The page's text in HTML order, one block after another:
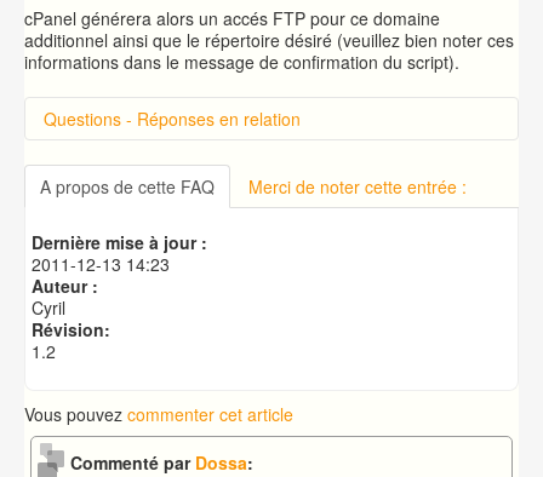
cPanel générera alors un accés FTP pour ce domaine
additionnel ainsi que le répertoire désiré (veuillez bien noter ces
informations dans le message de confirmation du script).
Questions - Réponses en relation
Introduction sur cPanel
Qu'est-ce qu'un transfert ?
Qu'est-ce qu'un AuthCode ou EPP (code
Pourquoi avez-vous besoin d'enregistrer un nom de
domaine ?
Quelle est la différence entre un domaine compagnon,
A propos de cette FAQ Merci de noter cette entrée :
Dernière mise à jour :
2011-12-13 14:23
Auteur :
Cyril
Révision:
1.2
Vous pouvez commenter cet article
Commenté par Dossa: